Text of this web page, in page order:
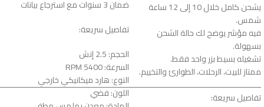
يشحن كامل خلال 10 إلى 12 ساعة
شمس.
فيه مؤشر يوضح لك حالة الشحن
بسهولة.
تشغيله بسيط بزر واحد فقط.
ممتاز للبيت، الرحلات، الطوارئ والتخييم.
تفاصيل سريعة:
ضمان 3 سنوات مع استرجاع بيانات
تفاصيل سريعة:
الحجم: 2.5 إنش
السرعة: 5400 RPM
النوع: هارد ميكانيكي خارجي
اللون: فضي